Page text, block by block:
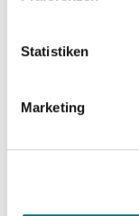
Statistiken
Marketing
Online-